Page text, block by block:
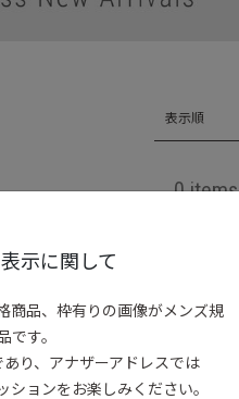
表示順
0 items
示に関して
品、 枠有りの画像がメンズ規
です。
り、アナザーアドレスでは
ョンをお楽しみください。